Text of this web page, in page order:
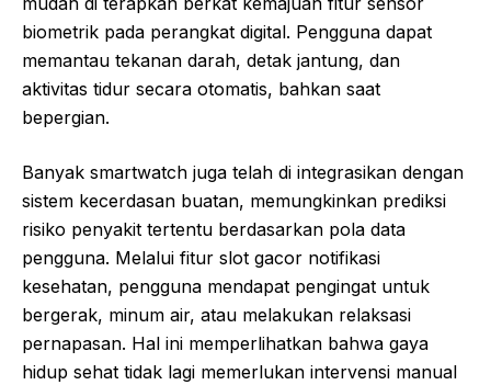
biometrik pada perangkat digital. Pengguna dapat
memantau tekanan darah, detak jantung, dan
aktivitas tidur secara otomatis, bahkan saat
bepergian.
Banyak smartwatch juga telah di integrasikan dengan
sistem kecerdasan buatan, memungkinkan prediksi
risiko penyakit tertentu berdasarkan pola data
pengguna. Melalui fitur slot gacor notifikasi
kesehatan, pengguna mendapat pengingat untuk
bergerak, minum air, atau melakukan relaksasi
pernapasan. Hal ini memperlihatkan bahwa gaya
hidup sehat tidak lagi memerlukan intervensi manual